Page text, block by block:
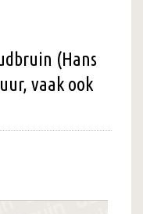
(Hans
vaak ook